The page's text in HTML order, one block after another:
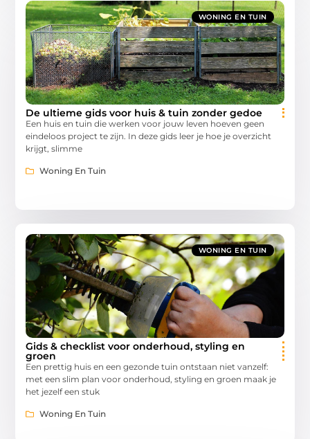
WONING EN TUIN
De ultieme gids voor huis & tuin zonder gedoe
Een huis en tuin die werken voor jouw leven hoeven geen
eindeloos project te zijn. In deze gids leer je hoe je overzicht
krijgt, slimme
Woning En Tuin
WONING EN TUIN
Gids & checklist voor onderhoud, styling en
groen
Een prettig huis en een gezonde tuin ontstaan niet vanzelf:
met een slim plan voor onderhoud, styling en groen maak je
het jezelf een stuk
Woning En Tuin